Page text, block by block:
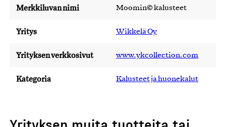
Merkkiluvan nimi Moomin© kalusteet
Yritys Wikkelä Oy
Yrityksen verkkosivut www.ykcollection.com
Kategoria Kalusteet ja huonekalut